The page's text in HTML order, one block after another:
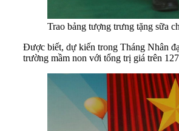
Trao bảng tượng trưng tặng sữa
Được biết, dự kiến trong Tháng Nhân
trường mầm non với tổng trị giá trên